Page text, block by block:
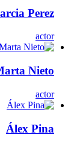
Perez
actor
Nieto
actor
Álex Pina